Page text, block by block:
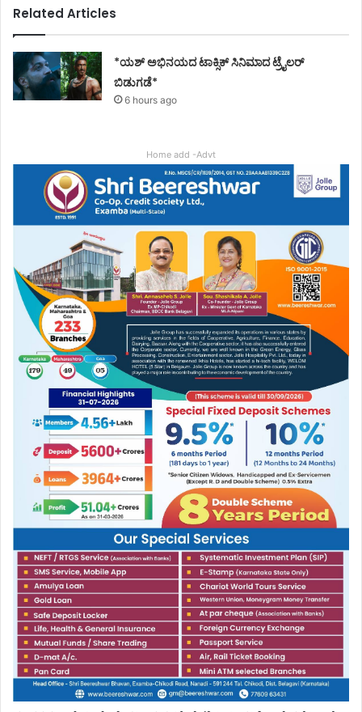
Related Articles
*ಯಶ್ ಅಭಿನಯದ ಟಾಕ್ಸಿಕ್ ಸಿನಿಮಾದ ಟ್ರೈಲರ್
ಬಿಡುಗಡೆ*
6 hours ago
Home add -Advt